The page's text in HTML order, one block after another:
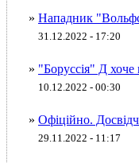
» Нападник
31.12.2022 - 17:20
» "Боруссія" Д
10.12.2022 - 00:30
» Офіційно.
29.11.2022 - 11:17